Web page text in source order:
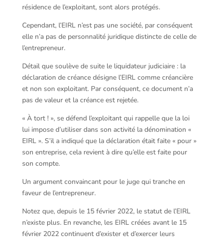
résidence de l’exploitant, sont alors protégés.
Cependant, l’EIRL n’est pas une société, par conséquent
elle n’a pas de personnalité juridique distincte de celle de
l’entrepreneur.
Détail que soulève de suite le liquidateur judiciaire : la
déclaration de créance désigne l’EIRL comme créancière
et non son exploitant. Par conséquent, ce document n’a
pas de valeur et la créance est rejetée.
« À tort ! », se défend l’exploitant qui rappelle que la loi
lui impose d’utiliser dans son activité la dénomination «
EIRL ». S’il a indiqué que la déclaration était faite « pour »
son entreprise, cela revient à dire qu’elle est faite pour
son compte.
Un argument convaincant pour le juge qui tranche en
faveur de l’entrepreneur.
Notez que, depuis le 15 février 2022, le statut de l’EIRL
n’existe plus. En revanche, les EIRL créées avant le 15
février 2022 continuent d’exister et d’exercer leurs